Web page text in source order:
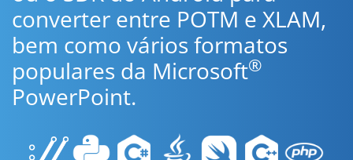
converter entre POTM e XLAM,
bem como vários formatos
populares da Microsoft®
PowerPoint.